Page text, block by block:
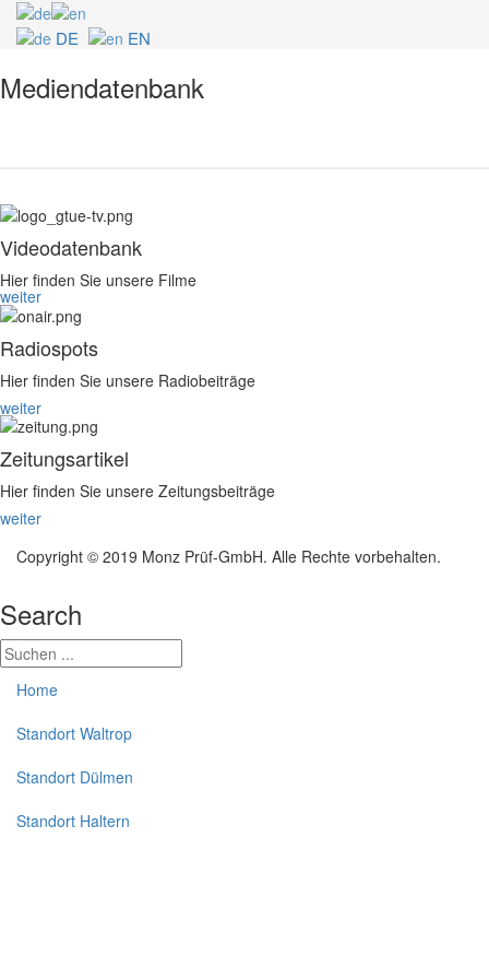
DE EN
Mediendatenbank
Videodatenbank
Hier finden Sie unsere Filme
weiter
Radiospots
Hier finden Sie unsere Radiobeiträge
weiter
Zeitungsartikel
Hier finden Sie unsere Zeitungsbeiträge
weiter
Copyright © 2019 Monz Prüf-GmbH. Alle Rechte vorbehalten.
Search
Home
Standort Waltrop
Standort Dülmen
Standort Haltern